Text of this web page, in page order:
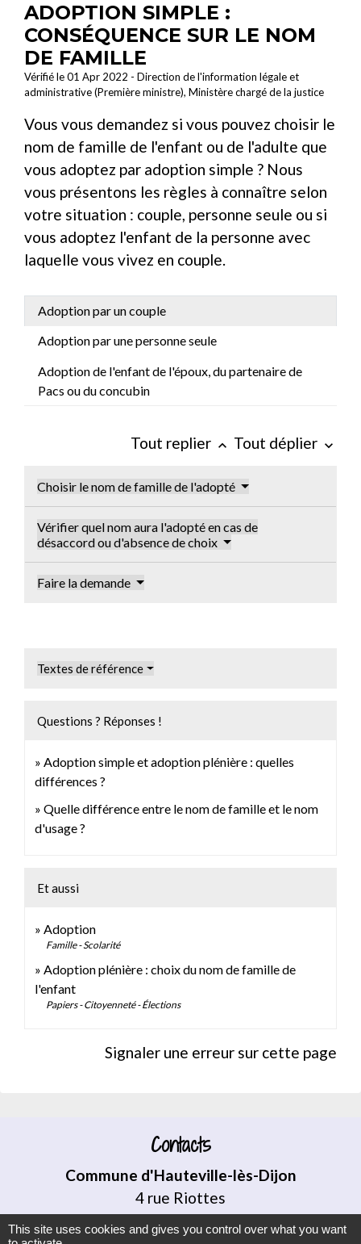
ADOPTION SIMPLE :
CONSÉQUENCE SUR LE NOM
DE FAMILLE
Vérifié le 01 Apr 2022 - Direction de l'information légale et
administrative (Première ministre), Ministère chargé de la justice
Vous vous demandez si vous pouvez choisir le
nom de famille de l'enfant ou de l'adulte que
vous adoptez par adoption simple ? Nous
vous présentons les règles à connaître selon
votre situation : couple, personne seule ou si
vous adoptez l'enfant de la personne avec
laquelle vous vivez en couple.
Adoption par un couple
Adoption par une personne seule
Adoption de l'enfant de l'époux, du partenaire de
Pacs ou du concubin
Tout replier keyboard_arrow_up Tout déplier keyboard_arrow_down
Choisir le nom de famille de l'adopté
Vérifier quel nom aura l'adopté en cas de
désaccord ou d'absence de choix
Faire la demande
Textes de référence
Questions ? Réponses !
Adoption simple et adoption plénière : quelles
différences ?
Quelle différence entre le nom de famille et le nom
d'usage ?
Et aussi
Adoption
Famille - Scolarité
Adoption plénière : choix du nom de famille de
l'enfant
Papiers - Citoyenneté - Élections
Signaler une erreur sur cette page
Contacts
Commune d'Hauteville-lès-Dijon
4 rue Riottes
21121 Hauteville-lès-Dijon - FRANCE
This site uses cookies and gives you control over what you want